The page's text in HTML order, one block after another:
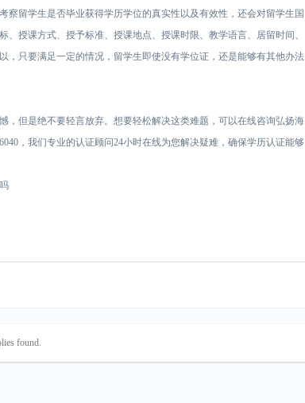
察留学生是否毕业获得学历学位的真实性以及有效性，还会对留学生国
、授课方式、授予标准、授课地点、授课时限、教学语言、居留时间、
，只要满足一定的情况，留学生即使没有学位证，还是能够有其他办法
，但是绝不要轻言放弃。想要轻松解决这类难题，可以在线咨询弘扬海
，我们专业的认证顾问24小时在线为您解决疑难，确保学历认证能够
found.